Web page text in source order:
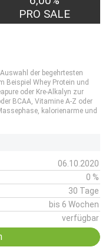
PRO SALE
der begehrtesten
Beispiel Whey Protein und
oder Kre-Alkalyn zur
BCAA, Vitamine A-Z oder
kalorienarme und
06.10.2020
0 %
30 Tage
bis 6 Wochen
verfügbar